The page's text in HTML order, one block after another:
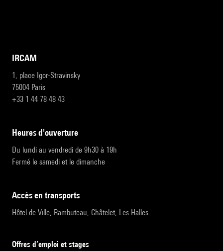
IRCAM
1, place Igor-Stravinsky
75004 Paris
+33 1 44 78 48 43
heures d'ouverture
Du lundi au vendredi de 9h30 à 19h
Fermé le samedi et le dimanche
accès en transports
Hôtel de Ville, Rambuteau, Châtelet, Les Halles
Offres d’emploi et stages